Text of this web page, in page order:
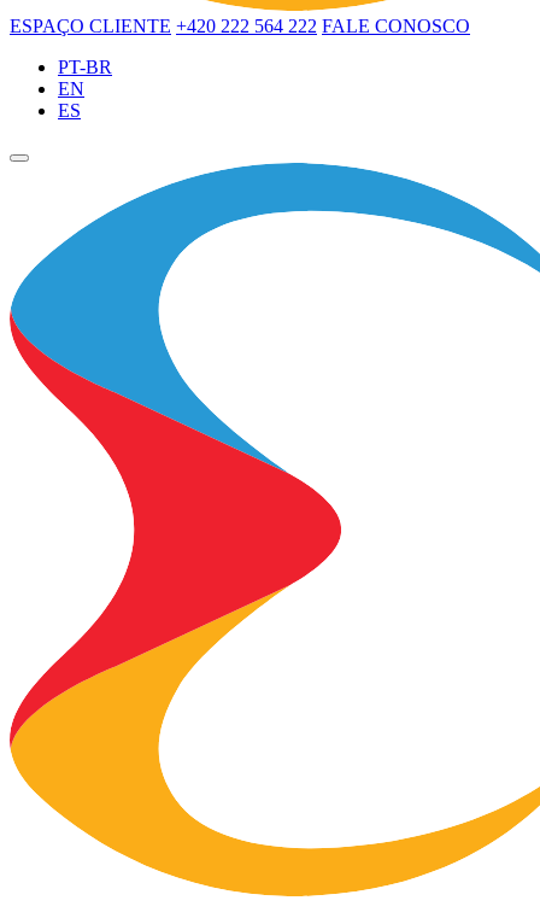
ESPAÇO CLIENTE +420 222 564 222 FALE CONOSCO
PT-BR
EN
ES